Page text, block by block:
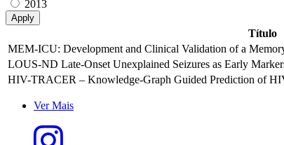
2013
Título
MEM-ICU: Development and Clinical Validation of a
LOUS-ND Late-Onset Unexplained Seizures as Early
HIV-TRACER – Knowledge-Graph Guided Prediction of
Ver Mais